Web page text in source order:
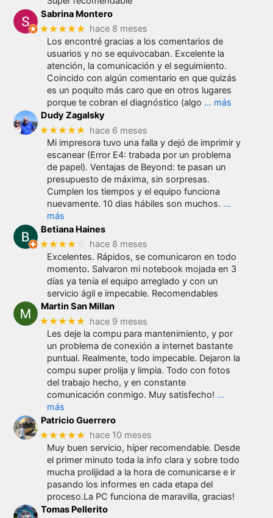
Sabrina Montero
★★★★★ hace 8 meses
Los encontré gracias a los comentarios de
usuarios y no se equivocaban. Excelente la
atención, la comunicación y el seguimiento.
Coincido con algún comentario en que quizás
es un poquito más caro que en otros lugares
porque te cobran el diagnóstico (algo … más
Dudy Zagalsky
★★★★★ hace 6 meses
Mi impresora tuvo una falla y dejó de imprimir y
escanear (Error E4: trabada por un problema
de papel). Ventajas de Beyond: te pasan un
presupuesto de máxima, sin sorpresas.
Cumplen los tiempos y el equipo funciona
nuevamente. 10 dias hábiles son muchos. …
más
Betiana Haines
★★★★ ☆
hace 8 meses
Excelentes. Rápidos, se comunicaron en todo
momento. Salvaron mi notebook mojada en 3
días ya tenía el equipo arreglado y con un
servicio ágil e impecable. Recomendables
Martin San Millan
★★★★★ hace 9 meses
Les deje la compu para mantenimiento, y por
un problema de conexión a internet bastante
puntual. Realmente, todo impecable. Dejaron la
compu super prolija y limpia. Todo con fotos
del trabajo hecho, y en constante
comunicación conmigo. Muy satisfecho! …
más
Patricio Guerrero
★★★★★ hace 10 meses
Muy buen servicio, híper recomendable. Desde
el primer minuto toda la info clara y sobre todo
mucha prolijidad a la hora de comunicarse e ir
pasando los informes en cada etapa del
proceso.La PC funciona de maravilla, gracias!
Tomas Pellerito